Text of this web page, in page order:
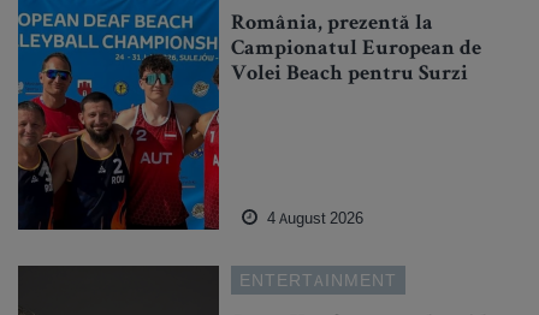
România, prezentă la
Campionatul European de
Volei Beach pentru Surzi
4 August 2026
ENTERTAINMENT